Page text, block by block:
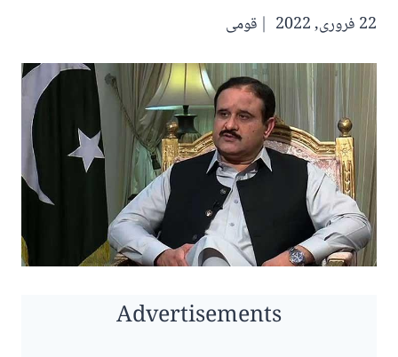
22 فروری, 2022 قومی
Advertisements